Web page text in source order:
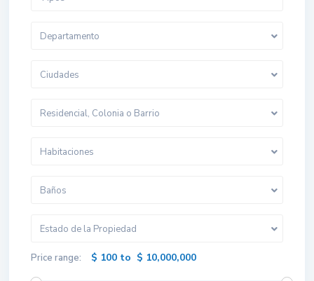
Departamento
Ciudades
Residencial, Colonia o Barrio
Habitaciones
Baños
Estado de la Propiedad
Price range: $ 100 to $ 10,000,000